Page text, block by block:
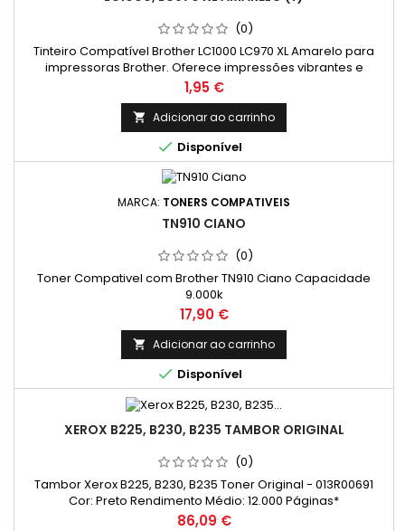
(0)
Tinteiro Compatível Brother LC1000 LC970 XL Amarelo para
impressoras Brother. Oferece impressões vibrantes e
duráveis com excelente custo-benefício. Compatível com
diversos modelos DCP e MFC. Disponível na Jatinteiros.com.
Preço
1,95 €
 Adicionar ao carrinho
 Disponível
MARCA: TONERS COMPATIVEIS
TN910 CIANO
(0)
Toner Compativel com Brother TN910 Ciano Capacidade
9.000k
Preço
17,90 €
 Adicionar ao carrinho
 Disponível
XEROX B225, B230, B235 TAMBOR ORIGINAL
(0)
Tambor Xerox B225, B230, B235 Toner Original - 013R00691
Cor: Preto Rendimento Médio: 12.000 Páginas*
Preço
86,09 €